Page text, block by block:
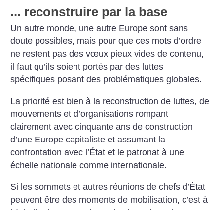
... reconstruire par la base
Un autre monde, une autre Europe sont sans
doute possibles, mais pour que ces mots d’ordre
ne restent pas des vœux pieux vides de contenu,
il faut qu’ils soient portés par des luttes
spécifiques posant des problématiques globales.
La priorité est bien à la reconstruction de luttes, de
mouvements et d’organisations rompant
clairement avec cinquante ans de construction
d’une Europe capitaliste et assumant la
confrontation avec l’État et le patronat à une
échelle nationale comme internationale.
Si les sommets et autres réunions de chefs d’État
peuvent être des moments de mobilisation, c’est à